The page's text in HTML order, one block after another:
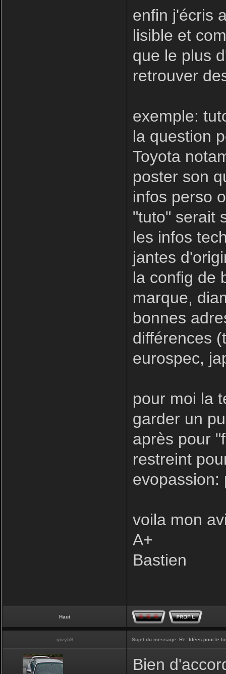
enfin j'écris
lisible et
que le plus
retrouver
exemple:
la question
Toyota
poster son
infos perso
"tuto" serait
les infos
jantes
la config de
marque,
bonnes
différences
eurospec,
pour moi la
garder un
après pour
restreint
evopassion:
voila mon
A+
Bastien
Haut
givy59 Sujet du message: Re: Idées pour le
Bien